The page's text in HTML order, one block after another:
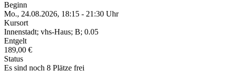
Beginn
Mo., 24.08.2026, 18:15 - 21:30 Uhr
Kursort
Innenstadt; vhs-Haus; B; 0.05
Entgelt
189,00 €
Status
Es sind noch 8 Plätze frei